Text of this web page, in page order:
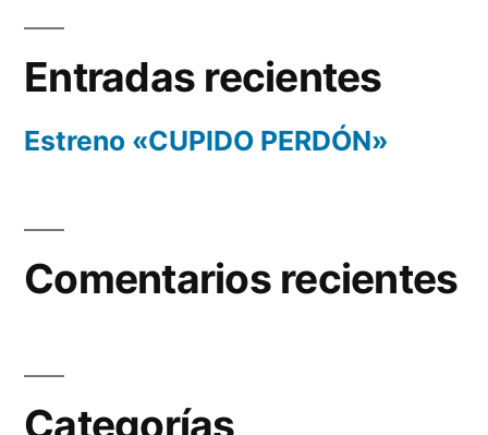
Entradas recientes
Estreno «CUPIDO PERDÓN»
Comentarios recientes
Categorías